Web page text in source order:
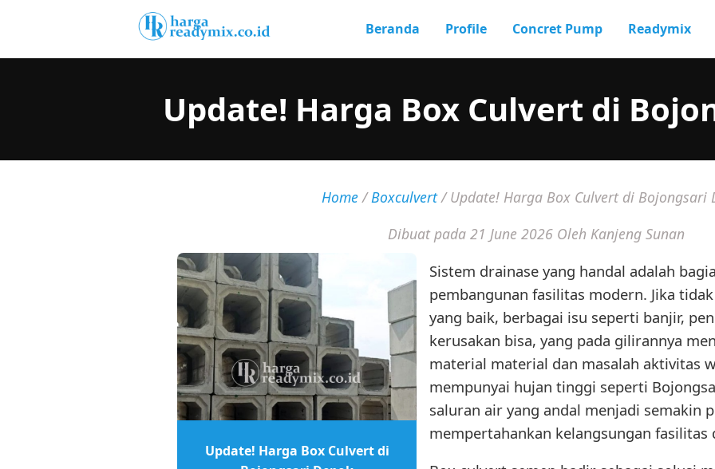
Beranda Profile Concret Pump Readymix
Update! Harga Box Culvert di
Home/Boxculvert/Update! Harga Box Culvert di Bojongsari
Dibuat pada 21 June 2026 Oleh Kanjeng Sunan
Update! Harga Box Culvert di
Sistem drainase yang handal adalah
pembangunan fasilitas modern. Jika
yang baik, berbagai isu seperti banjir,
kerusakan bisa, yang pada gilirannya
material material dan masalah aktivitas
mempunyai hujan tinggi seperti
saluran air yang andal menjadi semakin
mempertahankan kelangsungan fasilitas